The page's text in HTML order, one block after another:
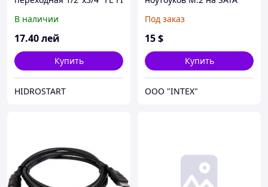
В наличии
17.40лей
Купить
HIDROSTART
разъёмом M.2 (NGFF)
вместо HDD 2.5")
Под заказ
15$
Купить
OOO "INTEX"